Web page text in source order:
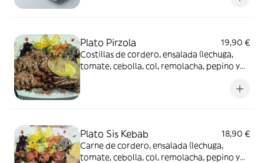
Plato Pirzola
19,90 €
Costillas de cordero, ensalada (lechuga,
tomate, cebolla, col, remolacha, pepino y
Plato Sis Kebab
18,90 €
Carne de cordero, ensalada (lechuga,
tomate, cebolla, col, remolacha, pepino y